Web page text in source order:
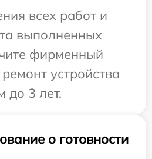
всех работ и
выполненных
фирменный
устройства
до 3 лет.
о готовности